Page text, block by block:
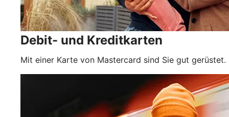
Debit- und Kreditkarten
Mit einer Karte von Mastercard sind Sie gut gerüstet.